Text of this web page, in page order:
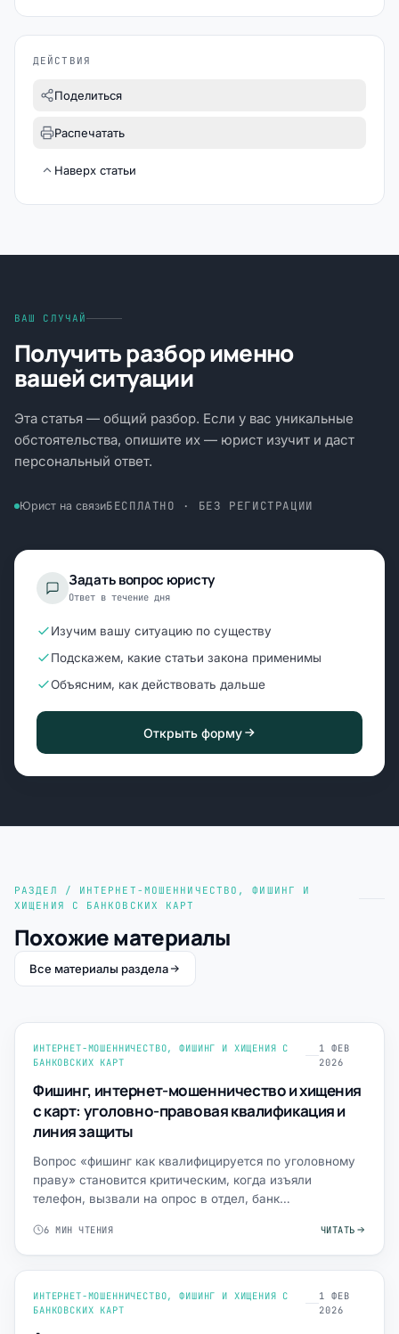
ДЕЙСТВИЯ
Поделиться
Распечатать
Наверх статьи
ВАШ СЛУЧАЙ
Получить разбор именно
вашей ситуации
Эта статья — общий разбор. Если у вас уникальные
обстоятельства, опишите их — юрист изучит и даст
персональный ответ.
Юрист на связиБЕСПЛАТНО · БЕЗ РЕГИСТРАЦИИ
Задать вопрос юристу
Ответ в течение дня
Изучим вашу ситуацию по существу
Подскажем, какие статьи закона применимы
Объясним, как действовать дальше
Открыть форму
РАЗДЕЛ / ИНТЕРНЕТ-МОШЕННИЧЕСТВО, ФИШИНГ И
ХИЩЕНИЯ С БАНКОВСКИХ КАРТ
Похожие материалы
Все материалы раздела
ИНТЕРНЕТ-МОШЕННИЧЕСТВО, ФИШИНГ И ХИЩЕНИЯ С
БАНКОВСКИХ КАРТ
1 ФЕВ
2026
Фишинг, интернет-мошенничество и хищения
с карт: уголовно-правовая квалификация и
линия защиты
Вопрос «фишинг как квалифицируется по уголовному
праву» становится критическим, когда изъяли
телефон, вызвали на опрос в отдел, банк
6 МИН ЧТЕНИЯ ЧИТАТЬ
ИНТЕРНЕТ-МОШЕННИЧЕСТВО, ФИШИНГ И ХИЩЕНИЯ С
БАНКОВСКИХ КАРТ
1 ФЕВ
2026